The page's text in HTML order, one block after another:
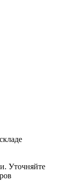
Уточняйте